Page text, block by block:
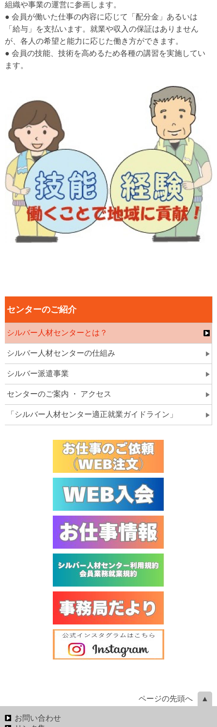
組織や事業の運営に参画します。
● 会員が働いた仕事の内容に応じて「配分金」あるいは
「給与」を支払います。就業や収入の保証はありません
が、各人の希望と能力に応じた働き方ができます。
● 会員の技能、技術を高めるため各種の講習を実施してい
ます。
センターのご紹介
シルバー人材センターとは？
シルバー人材センターの仕組み
シルバー派遣事業
センターのご案内 ・ アクセス
「シルバー人材センター適正就業ガイドライン」
ページの先頭へ
お問い合わせ